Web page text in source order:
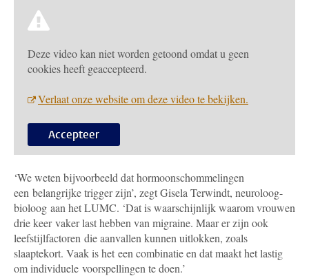
Deze video kan niet worden getoond omdat u geen
cookies heeft geaccepteerd.
Verlaat onze website om deze video te bekijken.
Accepteer
‘We weten bijvoorbeeld dat hormoonschommelingen
een belangrijke trigger zijn’, zegt Gisela Terwindt, neuroloog-
bioloog aan het LUMC. ‘Dat is waarschijnlijk waarom vrouwen
drie keer vaker last hebben van migraine. Maar er zijn ook
leefstijlfactoren die aanvallen kunnen uitlokken, zoals
slaaptekort. Vaak is het een combinatie en dat maakt het lastig
om individuele voorspellingen te doen.’